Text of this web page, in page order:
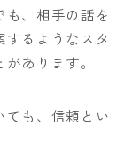
、相手の話を
るようなスタ
あります。
ても、信頼とい